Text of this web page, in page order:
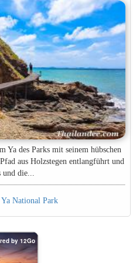
Ya des Parks mit seinem hübschen
aus Holzstegen entlangführt und
die...
National Park